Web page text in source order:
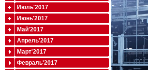
Июль'2017
Июнь'2017
Май'2017
Апрель'2017
Март'2017
Февраль'2017